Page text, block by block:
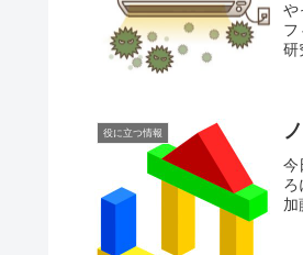
や
フ
研
役に立つ情報
今
ろ
加